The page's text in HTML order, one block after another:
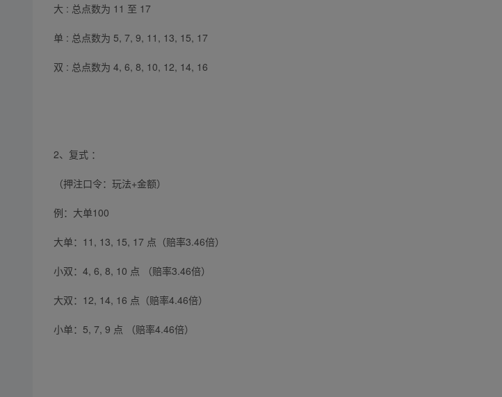
大 : 总点数为 11 至 17
单 : 总点数为 5, 7, 9, 11, 13, 15, 17
双 : 总点数为 4, 6, 8, 10, 12, 14, 16
2、复式 ：
（押注口令：玩法+金额）
例：大单100
大单：11, 13, 15, 17 点（赔率3.46倍）
小双：4, 6, 8, 10 点 （赔率3.46倍）
大双：12, 14, 16 点（赔率4.46倍）
小单：5, 7, 9 点 （赔率4.46倍）